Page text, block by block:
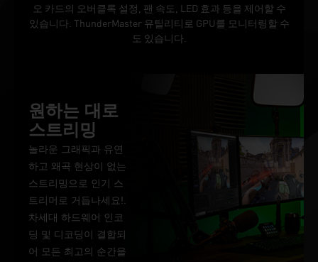
오 카드의 오버클록 설정, 팬 속도, LED 효과 등을 제어할 수
있습니다. ThunderMaster 유틸리티로 GPU를 모니터링할 수
도 있습니다.
원하는 대로
스트리밍
놀라운 그래픽과 유연
하고 왜곡 현상이 없는
스트리밍으로 인기 스
트리머로 거듭나세요!.
차세대 하드웨어 인코
딩 및 디코딩이 결합되
어 모든 최고의 순간을